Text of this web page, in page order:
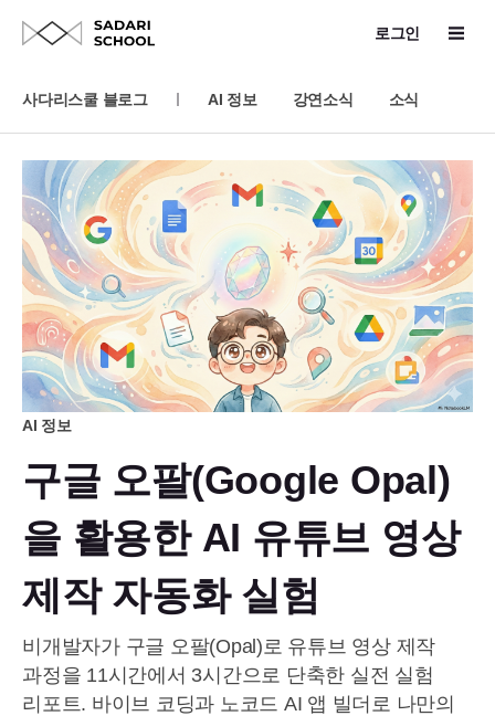
로그인
사다리스쿨 블로그 AI 정보 강연소식 소식
AI 정보
구글 오팔(Google Opal)
을 활용한 AI 유튜브 영상
제작 자동화 실험
비개발자가 구글 오팔(Opal)로 유튜브 영상 제작
과정을 11시간에서 3시간으로 단축한 실전 실험
리포트. 바이브 코딩과 노코드 AI 앱 빌더로 나만의